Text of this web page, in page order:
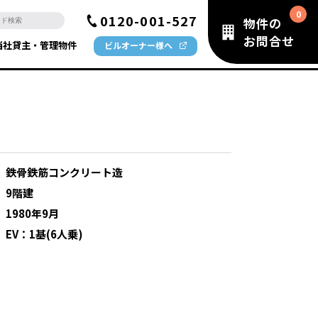
0120-001-527
社貸主・管理物件 ビルオーナー様へ
物件の
お問合せ
鉄骨鉄筋コンクリート造
9階建
1980年9月
EV：1基(6人乗)